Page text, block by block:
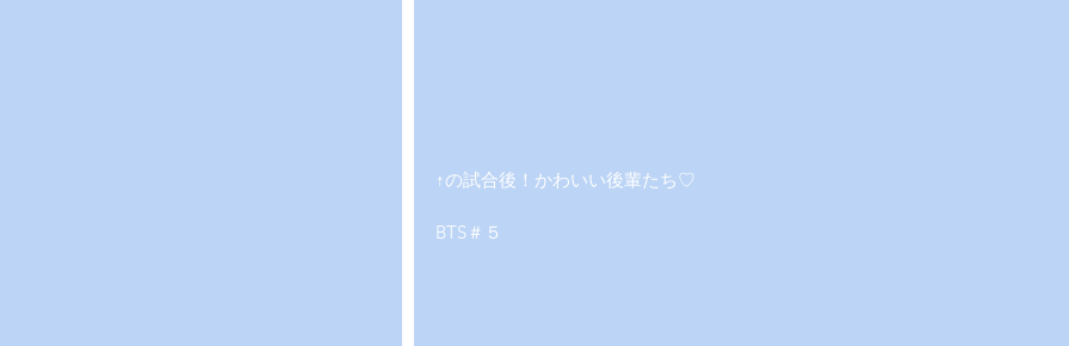
↑の試合後！かわいい後輩たち♡
BTS＃５